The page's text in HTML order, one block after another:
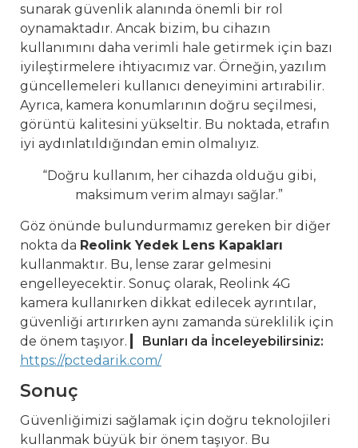
sunarak güvenlik alanında önemli bir rol
oynamaktadır. Ancak bizim, bu cihazın
kullanımını daha verimli hale getirmek için bazı
iyileştirmelere ihtiyacımız var. Örneğin, yazılım
güncellemeleri kullanıcı deneyimini artırabilir.
Ayrıca, kamera konumlarının doğru seçilmesi,
görüntü kalitesini yükseltir. Bu noktada, etrafın
iyi aydınlatıldığından emin olmalıyız.
“Doğru kullanım, her cihazda olduğu gibi,
maksimum verim almayı sağlar.”
Göz önünde bulundurmamız gereken bir diğer
nokta da Reolink Yedek Lens Kapakları
kullanmaktır. Bu, lense zarar gelmesini
engelleyecektir. Sonuç olarak, Reolink 4G
kamera kullanırken dikkat edilecek ayrıntılar,
güvenliği artırırken aynı zamanda süreklilik için
de önem taşıyor.
Bunları da İnceleyebilirsiniz:
https://pctedarik.com/
Sonuç
Güvenliğimizi sağlamak için doğru teknolojileri
kullanmak büyük bir önem taşıyor. Bu